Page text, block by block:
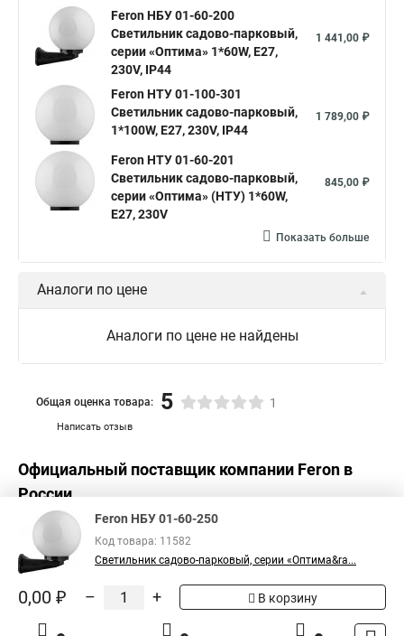
Feron НБУ 01-60-200
Светильник садово-парковый,
серии «Оптима» 1*60W, E27,
230V, IP44
1 441,00 ₽
Feron НТУ 01-100-301
Светильник садово-парковый,
1*100W, E27, 230V, IP44
1 789,00 ₽
Feron НТУ 01-60-201
Светильник садово-парковый,
серии «Оптима» (НТУ) 1*60W,
E27, 230V
845,00 ₽
Показать больше
Аналоги по цене
Аналоги по цене не найдены
Написать отзыв
Общая оценка товара: 5 1
Официальный поставщик компании Feron в
России
Feron НБУ 01-60-250
Код товара: 11582
Светильник садово-парковый, серии «Оптима&ra...
0,00 ₽ – + В корзину